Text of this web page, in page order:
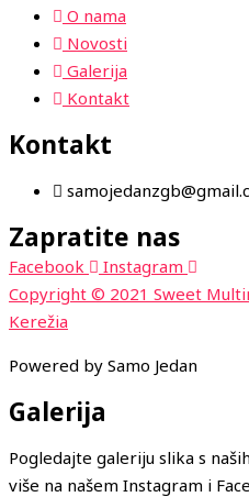
O nama
Novosti
Galerija
Kontakt
Kontakt
Zapratite nas
Facebook
Instagram
Copyright © 2021 Sweet
Kerežia
Powered by Samo Jedan
Galerija
Pogledajte galeriju slika s
više na našem Instagram i